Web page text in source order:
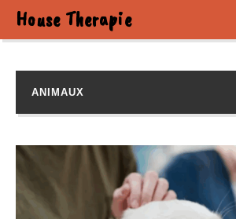
House Therapie
ANIMAUX